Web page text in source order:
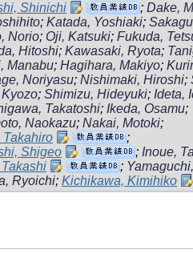
Shinichi ; Dake,
; Katada, Yoshiaki;
Norio; Oji, Katsuki; Fukuda,
Hitoshi; Kawasaki, Ryota;
Manabu; Hagihara, Makiyo;
Noriyasu; Nishimaki, Hiroshi;
; Shimizu, Hideyuki; Ideta,
Takatoshi; Ikeda, Osamu;
Naokazu; Nakai, Motoki;
Takahiro
;
Shigeo
; Inoue,
;
Ryoichi; Kichikawa, Kimihiko